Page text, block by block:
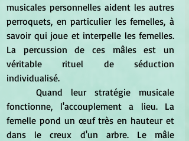
musicales personnelles aident les autres
perroquets, en particulier les femelles, à
savoir qui joue et interpelle les femelles.
La percussion de ces mâles est un
véritable rituel de séduction
individualisé.
fonctionne, l'accouplement a lieu. La
femelle pond un œuf très en hauteur et
dans le creux d'un arbre. Le mâle